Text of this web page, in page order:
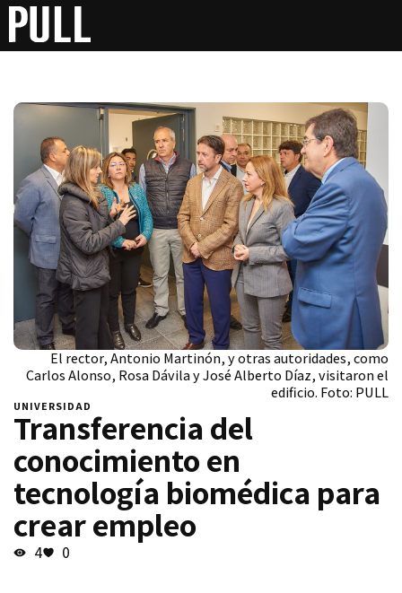
El rector, Antonio Martinón, y otras autoridades, como
Carlos Alonso, Rosa Dávila y José Alberto Díaz, visitaron el
edificio. Foto: PULL
UNIVERSIDAD
Transferencia del
conocimiento en
tecnología biomédica para
crear empleo
4 0